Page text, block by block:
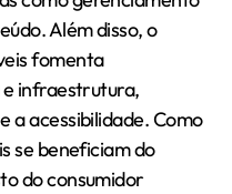
Além disso, o
fomenta
infraestrutura,
a acessibilidade. Como
se beneficiam do
do consumidor